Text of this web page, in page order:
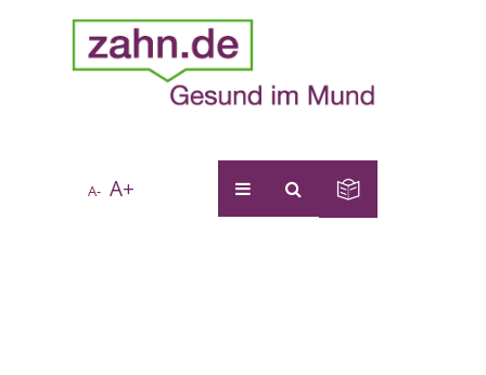
A- A+